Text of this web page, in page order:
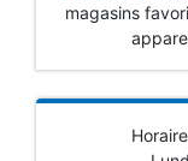
magasins